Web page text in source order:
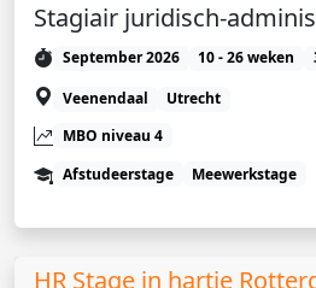
Stagiair juridisch-
September 2026 10 - 26 weken
Veenendaal
Utrecht
MBO niveau 4
Afstudeerstage
Meewerkstage
HR Stage in hartje